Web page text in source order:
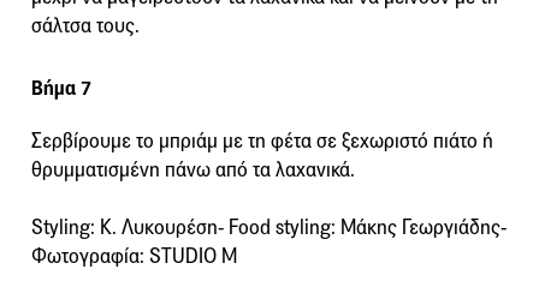
σάλτσα τους.
Βήμα 7
Σερβίρουμε το μπριάμ με τη φέτα σε ξεχωριστό πιάτο ή
θρυμματισμένη πάνω από τα λαχανικά.
Styling: Κ. Λυκουρέση- Food styling: Μάκης Γεωργιάδης-
Φωτογραφία: STUDIO M